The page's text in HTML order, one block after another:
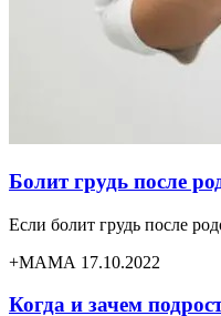
Болит грудь после
Если болит грудь после
+МАМА 17.10.2022
Когда и зачем